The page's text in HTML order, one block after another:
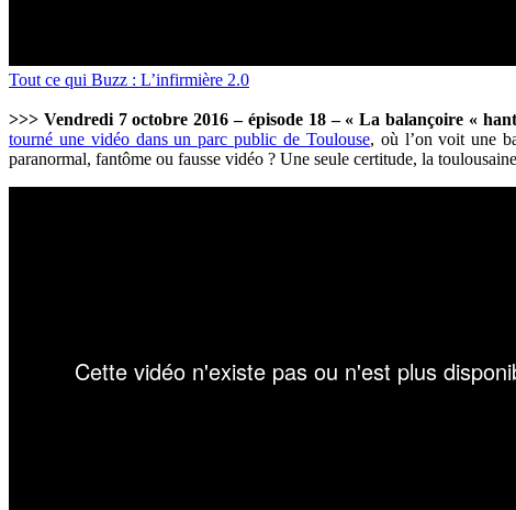
Tout ce qui Buzz : L’infirmière 2.0
>>> Vendredi 7 octobre 2016 – épisode 18 – « La balançoire «
tourné une vidéo dans un parc public de Toulouse, où l’on voit une
paranormal, fantôme ou fausse vidéo ? Une seule certitude, la